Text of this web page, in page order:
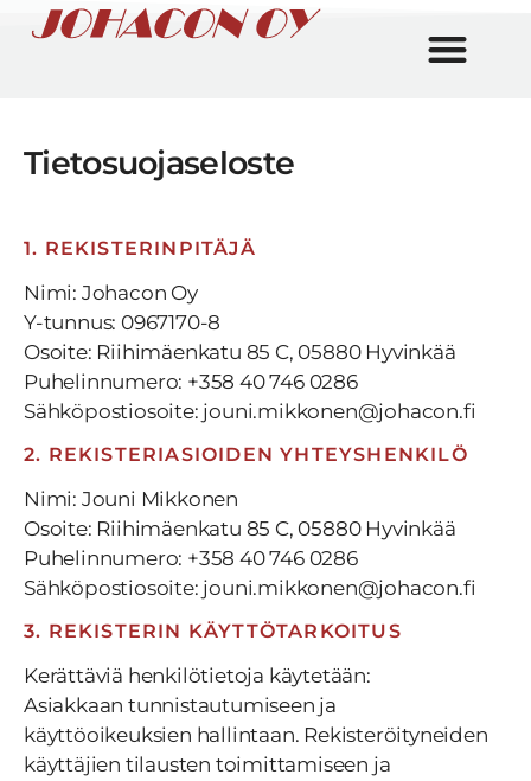
Tietosuojaseloste
1. REKISTERINPITÄJÄ
Nimi: Johacon Oy
Y-tunnus: 0967170-8
Osoite: Riihimäenkatu 85 C, 05880 Hyvinkää
Puhelinnumero: +358 40 746 0286
Sähköpostiosoite: jouni.mikkonen@johacon.fi
2. REKISTERIASIOIDEN YHTEYSHENKILÖ
Nimi: Jouni Mikkonen
Osoite: Riihimäenkatu 85 C, 05880 Hyvinkää
Puhelinnumero: +358 40 746 0286
Sähköpostiosoite: jouni.mikkonen@johacon.fi
3. REKISTERIN KÄYTTÖTARKOITUS
Kerättäviä henkilötietoja käytetään:
Asiakkaan tunnistautumiseen ja
käyttöoikeuksien hallintaan. Rekisteröityneiden
käyttäjien tilausten toimittamiseen ja